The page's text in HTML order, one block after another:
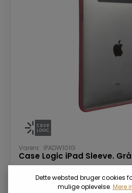
Varenr.: IPADW101G
Case Logic iPad Sleeve. Grå
19 x 1,3 x 24,3
Dette websted bruger cookies
mulige oplevelse. Mere